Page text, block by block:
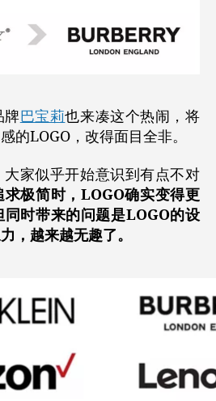
牌巴宝莉也来凑这个热闹，将
的LOGO，改得面目全非。
家似乎开始意识到有点不对
求极简时，LOGO确实变得更
时带来的问题是LOGO的设
，越来越无趣了。